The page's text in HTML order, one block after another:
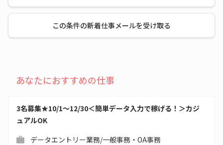
この条件の新着仕事メールを受け取る
あなたにおすすめの仕事
3名募集★10/1～12/30＜簡単データ入力で稼げる！＞カジ
ュアルOK
データエントリー業務/一般事務・OA事務